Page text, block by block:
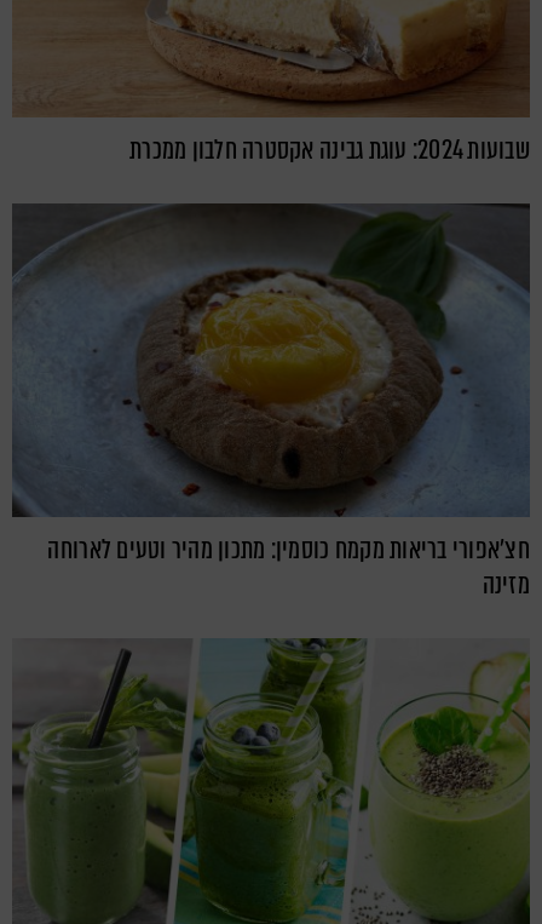
שבועות 2024: עוגת גבינה אקסטרה חלבון ממכרת
חצ'אפורי בריאות מקמח כוסמין: מתכון מהיר וטעים לארוחה
מזינה